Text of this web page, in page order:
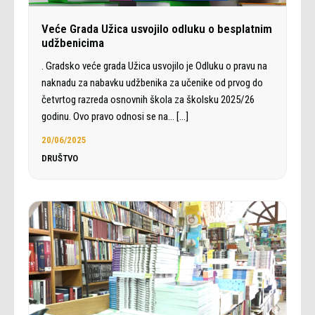
Veće Grada Užica usvojilo odluku o besplatnim
udžbenicima
. Gradsko veće grada Užica usvojilo je Odluku o pravu na
naknadu za nabavku udžbenika za učenike od prvog do
četvrtog razreda osnovnih škola za školsku 2025/26
godinu. Ovo pravo odnosi se na…
[…]
20/06/2025
DRUŠTVO